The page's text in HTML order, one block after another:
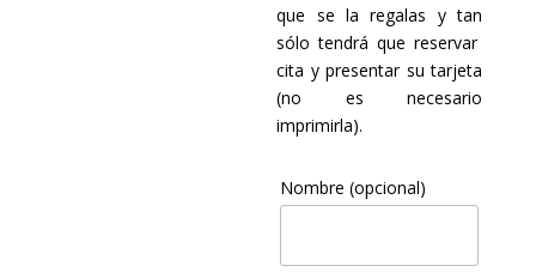
que se la regalas y tan
sólo tendrá que reservar
cita y presentar su tarjeta
(no es necesario
imprimirla).
Nombre(opcional)